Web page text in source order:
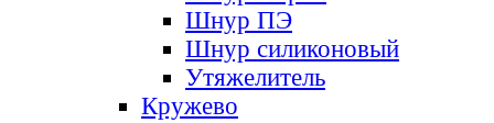
Шнур ПЭ
Шнур силиконовый
Утяжелитель
Кружево